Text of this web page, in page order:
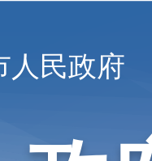
人民政府